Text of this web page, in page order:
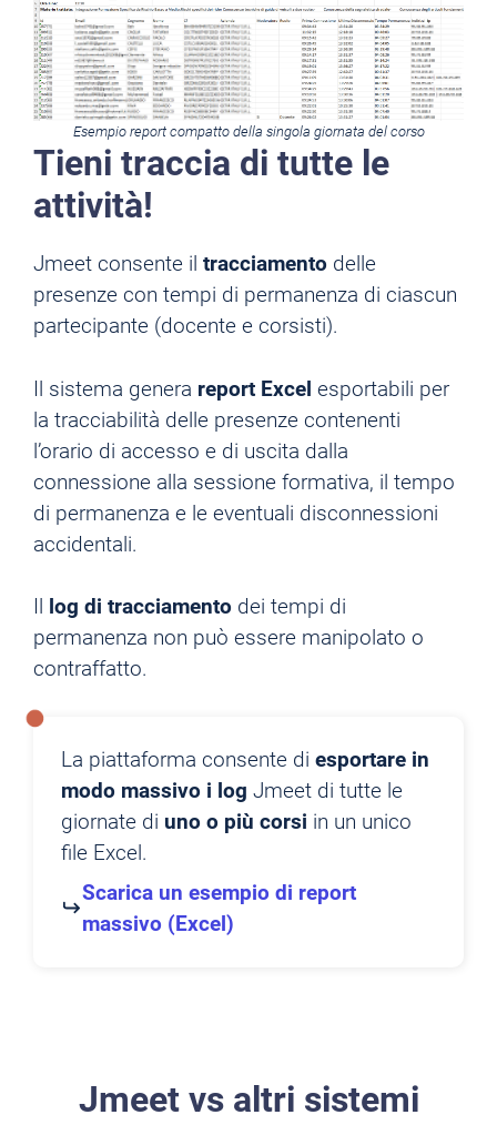
Esempio report compatto della singola giornata del corso
Tieni traccia di tutte le
attività!
Jmeet consente il tracciamento delle
presenze con tempi di permanenza di ciascun
partecipante (docente e corsisti).
Il sistema genera report Excel esportabili per
la tracciabilità delle presenze contenenti
l’orario di accesso e di uscita dalla
connessione alla sessione formativa, il tempo
di permanenza e le eventuali disconnessioni
accidentali.
Il log di tracciamento dei tempi di
permanenza non può essere manipolato o
contraffatto.
La piattaforma consente di esportare in
modo massivo i log Jmeet di tutte le
giornate di uno o più corsi in un unico
file Excel.
Scarica un esempio di report
massivo (Excel)
Jmeet vs altri sistemi